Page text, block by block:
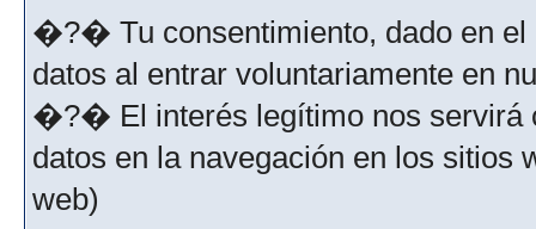
�?� Tu consentimiento, dado en el
datos al entrar voluntariamente en
�?� El interés legítimo nos servirá
datos en la navegación en los sitios
web)